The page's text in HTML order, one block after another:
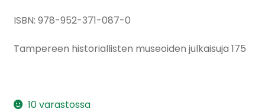
ISBN: 978-952-371-087-0
Tampereen historiallisten museoiden julkaisuja 175
10 varastossa